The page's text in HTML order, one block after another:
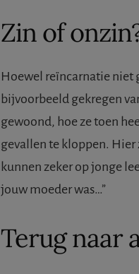
Zin of
Hoewel reïncarnatie niet
bijvoorbeeld gekregen
gewoond, hoe ze toen
gevallen te kloppen. Hier
kunnen zeker op jonge
jouw moeder was…”
Terug naar